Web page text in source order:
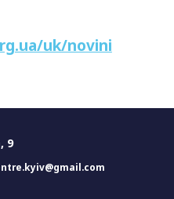
uk/novini
9